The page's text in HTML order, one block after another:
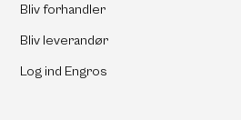
Bliv forhandler
Bliv leverandør
Log ind Engros